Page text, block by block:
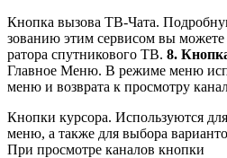
Кнопка вызова ТВ-Чата.
зованию этим сервисом вы
ратора спутникового ТВ. 8.
Главное Меню. В режиме меню
меню и возврата к просмотру
Кнопки курсора. Используются
меню, а также для выбора
При просмотре каналов кнопки